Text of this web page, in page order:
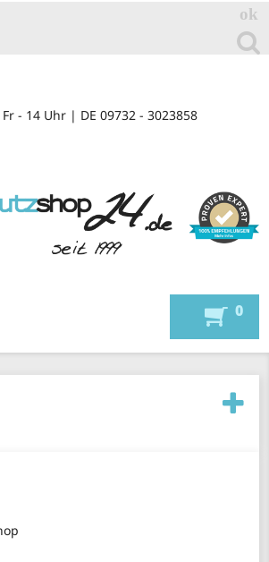
- 14 Uhr | DE 09732 - 3023858
0